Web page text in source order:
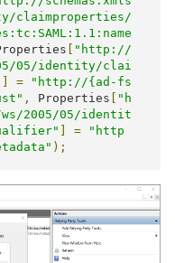
claimproperties/
[ "http://
05/identity/clai
] =
"http://{ad-fs
, Properties [ "h
2005/05/identit
] =
"http
);